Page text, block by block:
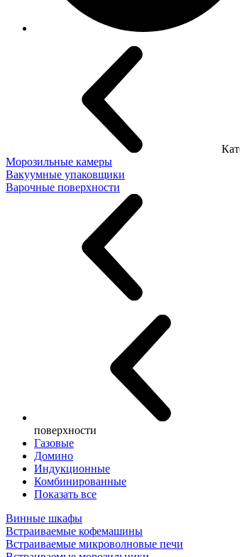
Морозильные камеры
Вакуумные упаковщики
Варочные поверхности
поверхности
Газовые
Домино
Индукционные
Комбинированные
Показать все
Винные шкафы
Встраиваемые кофемашины
Встраиваемые микроволновые печи